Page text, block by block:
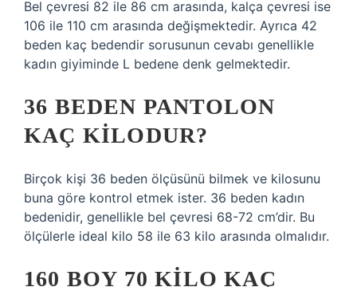
Bel çevresi 82 ​​ile 86 cm arasında, kalça çevresi ise
106 ile 110 cm arasında değişmektedir. Ayrıca 42
beden kaç bedendir sorusunun cevabı genellikle
kadın giyiminde L bedene denk gelmektedir.
36 BEDEN PANTOLON
KAÇ KILODUR?
Birçok kişi 36 beden ölçüsünü bilmek ve kilosunu
buna göre kontrol etmek ister. 36 beden kadın
bedenidir, genellikle bel çevresi 68-72 cm’dir. Bu
ölçülerle ideal kilo 58 ile 63 kilo arasında olmalıdır.
160 BOY 70 KILO KAÇ